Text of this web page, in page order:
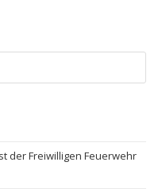
der Freiwilligen Feuerwehr